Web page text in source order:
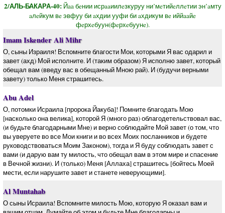
2/АЛЬ-БАКАРА-40: Йaa бeнии исрaaиилeзкуруу ни’мeтийeллeтии эн’aмту
aлeйкум вe эвфуу би aхдии ууфи би aхдикум вe иййaaйe
фeрхeбуун(фeрхeбуунe).
Imam Iskender Ali Mihr
О, сыны Израиля! Вспомните благости Мои, которыми Я вас одарил и
завет (ахд) Мой исполните. И (таким образом) Я исполню завет, который
обещал вам (введу вас в обещанный Мною рай). И (будучи верными
завету) только Меня страшитесь.
Abu Adel
О, потомки Исраила [пророка Йакуба]! Помните благодать Мою
[насколько она велика], которой Я (много раз) облагодетельствовал вас,
(и будьте благодарными Мне) и верно соблюдайте Мой завет (о том, что
вы уверуете во все Мои книги и во всех Моих посланников и будете
руководствоваться Моим Законом), тогда и Я буду соблюдать завет с
вами (и дарую вам ту милость, что обещал вам в этом мире и спасение
в Вечной жизни). И (только) Меня [Аллаха] страшитесь [бойтесь Моей
мести, если нарушите завет и станете неверующими].
Al Muntahab
О сыны Исраила! Вспомните милость Мою, которую Я оказал вам и